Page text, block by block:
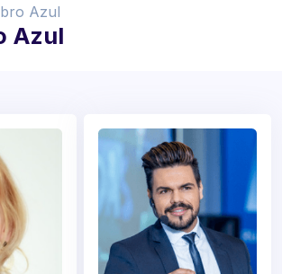
Azul
Azul